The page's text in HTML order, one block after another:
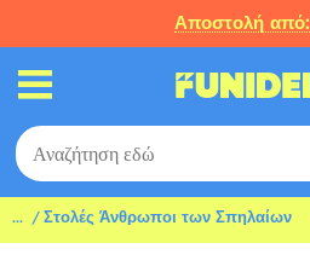
Αποστολή από:
... Στολές Άνθρωποι των Σπηλαίων